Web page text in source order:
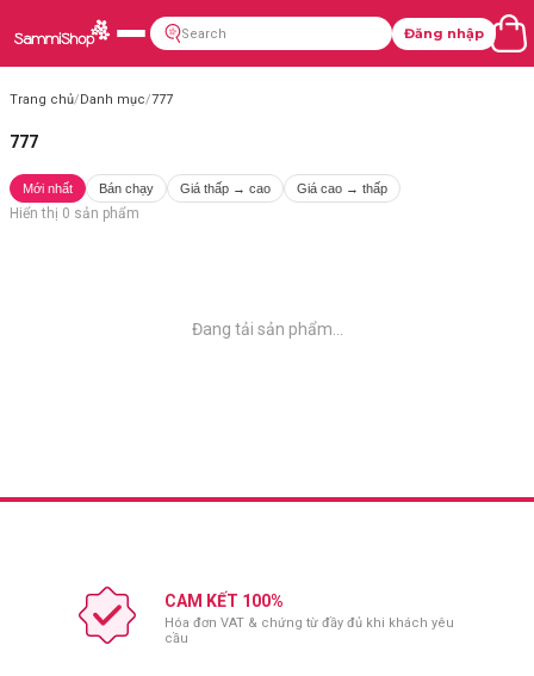
Đăng nhập
Trang chủ/Danh mục/777
777
Mới nhất Bán chạy Giá thấp → cao Giá cao → thấp
Hiển thị 0 sản phẩm
Đang tải sản phẩm...
CAM KẾT 100%
Hóa đơn VAT & chứng từ đầy đủ khi khách yêu
cầu